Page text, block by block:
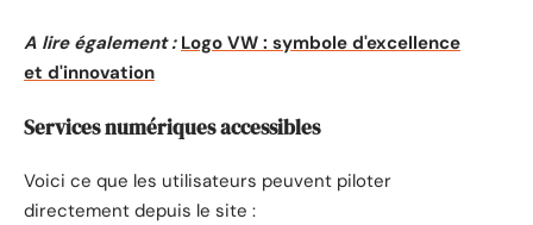
A lire également : Logo VW : symbole d'excellence
et d'innovation
Services numériques accessibles
Voici ce que les utilisateurs peuvent piloter
directement depuis le site :